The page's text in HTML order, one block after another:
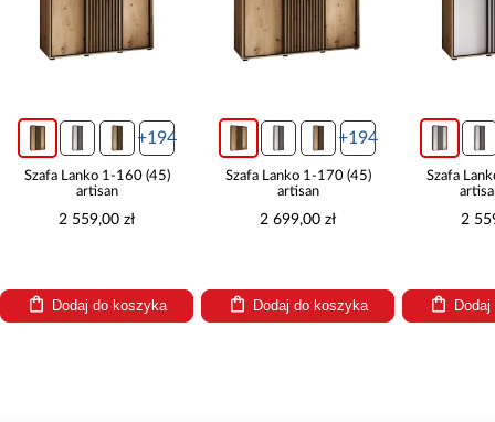
+194
Szafa Lanko 1-160 (45)
artisan
2 559,00 zł
Dodaj do koszyka
+194
Szafa Lanko 1-170 (45)
artisan
2 699,00 zł
Dodaj do koszyka
Szafa
2